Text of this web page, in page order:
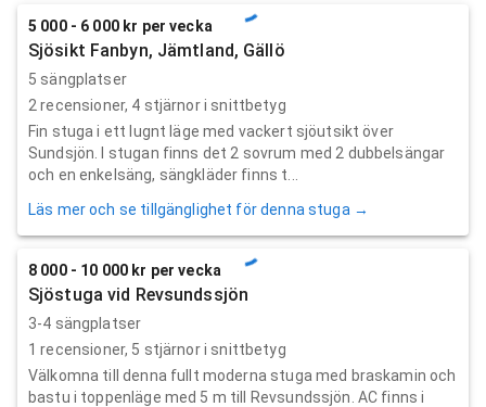
5 000 - 6 000 kr per vecka
Sjösikt Fanbyn, Jämtland, Gällö
5 sängplatser
2 recensioner, 4 stjärnor i snittbetyg
Fin stuga i ett lugnt läge med vackert sjöutsikt över
Sundsjön. I stugan finns det 2 sovrum med 2 dubbelsängar
och en enkelsäng, sängkläder finns t...
Läs mer och se tillgänglighet för denna stuga →
8 000 - 10 000 kr per vecka
Sjöstuga vid Revsundssjön
3-4 sängplatser
1 recensioner, 5 stjärnor i snittbetyg
Välkomna till denna fullt moderna stuga med braskamin och
bastu i toppenläge med 5 m till Revsundssjön. AC finns i